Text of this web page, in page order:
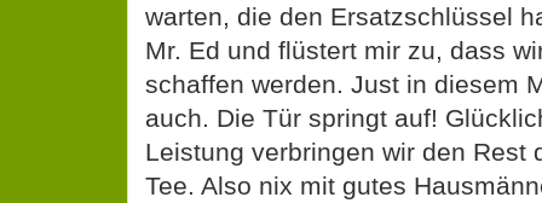
warten, die den Ersatzschlüssel
Mr. Ed und flüstert mir zu, dass
schaffen werden. Just in diesem
auch. Die Tür springt auf!
Leistung verbringen wir den Rest
Tee. Also nix mit gutes